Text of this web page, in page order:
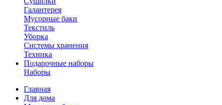
Галантерея
Мусорные баки
Текстиль
Уборка
Системы хранения
Техника
Подарочные наборы
Наборы
Главная
Для дома